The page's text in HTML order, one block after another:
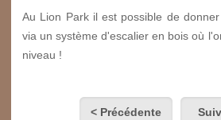
Au Lion Park il est possible de
via un système d'escalier en bois où
niveau !
< Précédente